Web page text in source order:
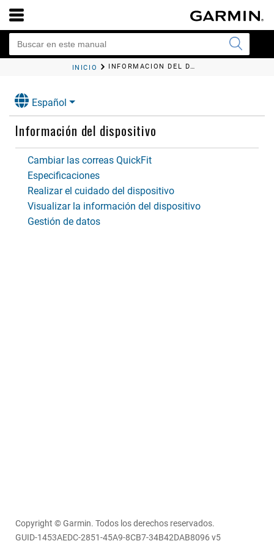
INICIO INFORMACIÓN DEL DISPOSITIVO
Español
Información del dispositivo
Cambiar las correas QuickFit
Especificaciones
Realizar el cuidado del dispositivo
Visualizar la información del dispositivo
Gestión de datos
Copyright © Garmin. Todos los derechos reservados.
GUID-1453AEDC-2851-45A9-8CB7-34B42DAB8096 v5